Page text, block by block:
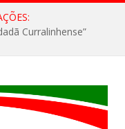
Curralinhense”